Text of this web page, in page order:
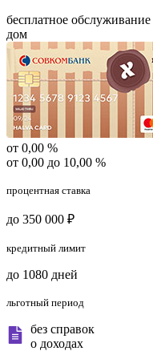
бесплатное обслуживание
дом
от 0,00 %
от 0,00 до 10,00 %
процентная ставка
до 350 000 ₽
кредитный лимит
до 1080 дней
льготный период
без справок
о доходах